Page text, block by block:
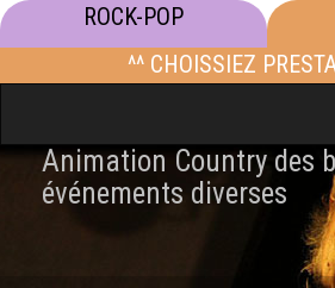
ROCK-POP
^^ CHOISSIEZ
Animation Country des
événements diverses